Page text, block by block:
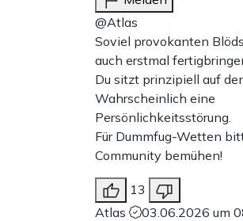
@Atlas
Soviel provokanten
auch erstmal
Du sitzt prinzipiell auf
Wahrscheinlich eine
Persönlichkeitsstörung.
Für Dummfug-Wetten
Community bemühen!
13
Atlas
03.06.2026 um